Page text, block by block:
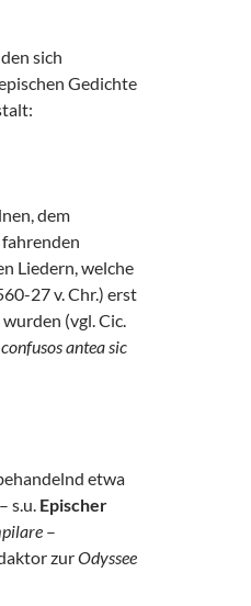
sich
Gedichte
dem
Liedern, welche
27 v. Chr.) erst
(vgl. Cic.
antea sic
etwa
– s.u. Epischer
–
zurOdyssee